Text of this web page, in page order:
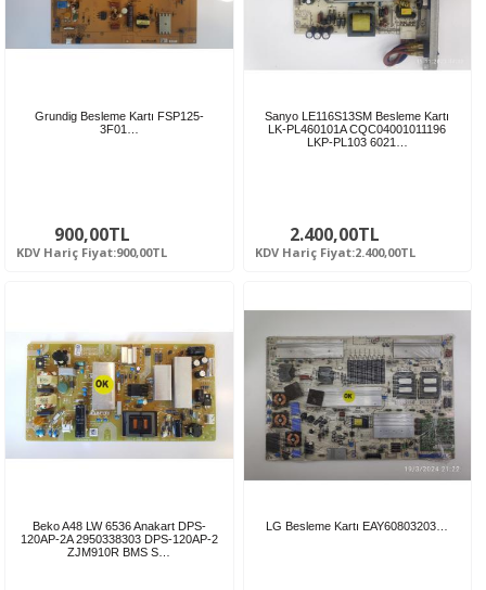
Grundig Besleme Kartı FSP125-
3F01…
900,00TL
KDV Hariç Fiyat:900,00TL
Sanyo LE116S13SM Besleme Kartı
LK-PL460101A CQC04001011196
LKP-PL103 6021…
2.400,00TL
KDV Hariç Fiyat:2.400,00TL
Beko A48 LW 6536 Anakart DPS-
120AP-2A 2950338303 DPS-120AP-2
ZJM910R BMS S…
LG Besleme Kartı EAY60803203…